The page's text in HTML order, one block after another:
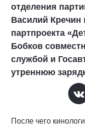
отделения
Василий Кречин
партпроекта
Бобков
службой и
утреннюю
После чего